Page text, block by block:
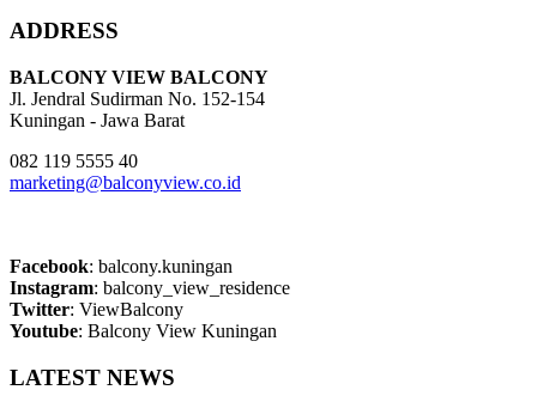
ADDRESS
BALCONY VIEW BALCONY
Jl. Jendral Sudirman No. 152-154
Kuningan - Jawa Barat
082 119 5555 40
marketing@balconyview.co.id
Facebook: balcony.kuningan
Instagram: balcony_view_residence
Twitter: ViewBalcony
Youtube: Balcony View Kuningan
LATEST NEWS